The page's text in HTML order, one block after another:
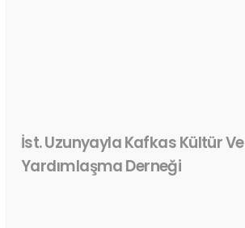
İst. Uzunyayla Kafkas Kültür Ve
Yardımlaşma Derneği